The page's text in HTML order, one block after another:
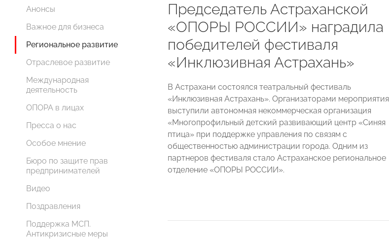
Анонсы
Важное для бизнеса
Региональное развитие
Отраслевое развитие
Международная
деятельность
ОПОРА в лицах
Пресса о нас
Особое мнение
Бюро по защите прав
предпринимателей
Видео
Поздравления
Поддержка МСП.
Антикризисные меры
Председатель Астраханской
«ОПОРЫ РОССИИ» наградила
победителей фестиваля
«Инклюзивная Астрахань»
В Астрахани состоялся театральный фестиваль
«Инклюзивная Астрахань». Организаторами мероприятия
выступили автономная некоммерческая организация
«Многопрофильный детский развивающий центр «Синяя
птица» при поддержке управления по связям с
общественностью администрации города. Одним из
партнеров фестиваля стало Астраханское региональное
отделение «ОПОРЫ РОССИИ».